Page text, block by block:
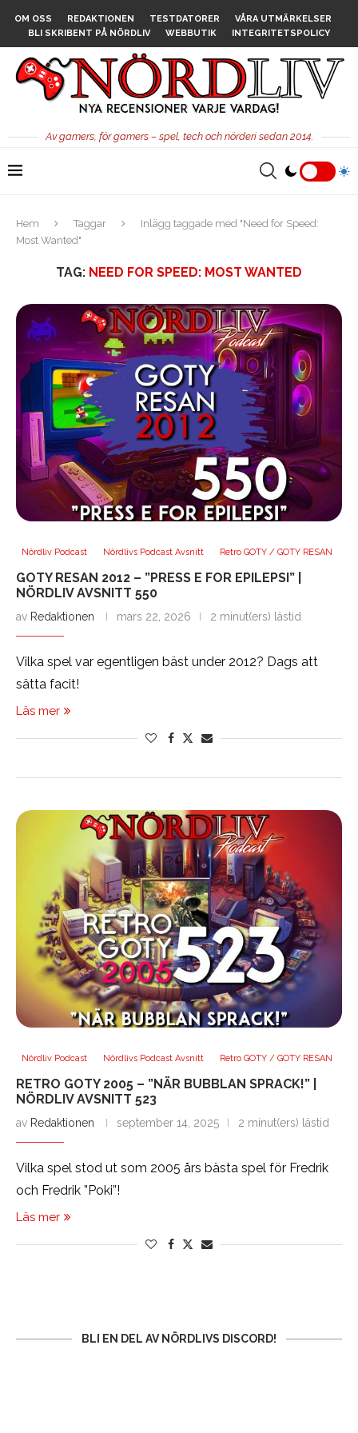
OM OSS REDAKTIONEN TESTDATORER
VÅRA UTMÄRKELSER
BLI SKRIBENT PÅ NÖRDLIV
WEBBUTIK INTEGRITETSPOLICY
Av gamers, för gamers – spel, tech och nörderi sedan 2014.
Hem Taggar
Inlägg taggade med "Need for Speed:
Most Wanted"
TAG: NEED FOR SPEED: MOST WANTED
Nördliv Podcast Nördlivs Podcast Avsnitt Retro GOTY / GOTY RESAN
GOTY RESAN 2012 – ”PRESS E FOR EPILEPSI” |
NÖRDLIV AVSNITT 550
av Redaktionen mars 22, 2026 2 minut(ers) lästid
Vilka spel var egentligen bäst under 2012? Dags att
sätta facit!
Läs mer
Nördliv Podcast Nördlivs Podcast Avsnitt Retro GOTY / GOTY RESAN
RETRO GOTY 2005 – ”NÄR BUBBLAN SPRACK!” |
NÖRDLIV AVSNITT 523
av Redaktionen september 14, 2025 2 minut(ers) lästid
Vilka spel stod ut som 2005 års bästa spel för Fredrik
och Fredrik ”Poki”!
Läs mer
BLI EN DEL AV NÖRDLIVS DISCORD!